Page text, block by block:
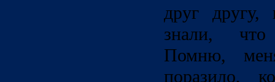
друг другу,
знали,
Помню,
поразило,